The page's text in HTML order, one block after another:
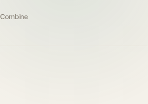
Combine